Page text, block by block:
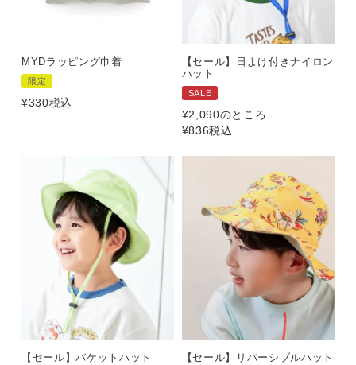
MYDラッピング巾着
限定
¥330税込
【セール】日よけ付きナイロン
ハット
SALE
¥2,090のところ
¥836税込
【セール】バケットハット 【セール】リバーシブルハット